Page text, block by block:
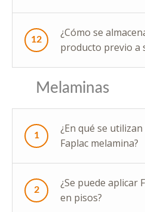
12
¿Cómo se
producto previo a
Melaminas
1
¿En qué se
Faplac melamina?
2
¿Se puede aplicar
en pisos?